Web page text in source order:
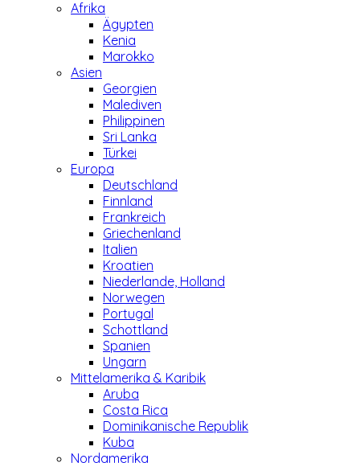
Afrika
Ägypten
Kenia
Marokko
Asien
Georgien
Malediven
Philippinen
Sri Lanka
Türkei
Europa
Deutschland
Finnland
Frankreich
Griechenland
Italien
Kroatien
Niederlande, Holland
Norwegen
Portugal
Schottland
Spanien
Ungarn
Mittelamerika & Karibik
Aruba
Costa Rica
Dominikanische Republik
Kuba
Nordamerika